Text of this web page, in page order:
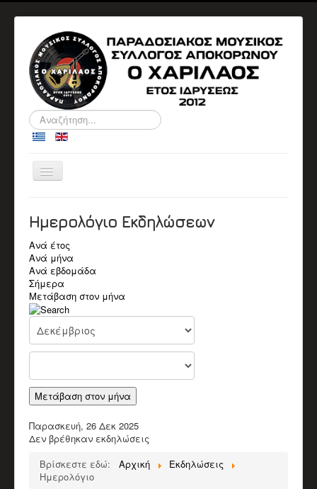
Αναζήτηση...
Εναλλαγή
πλοήγησης
Ο ΣΎΛΛΟΓΟΣ
ΠΛΗΡΟΦΟΡΙΕΣ
ΑΝΑΚΟΙΝΩΣΕΙΣ
ΕΚΔΗΛΏΣΕΙΣ
Αρχείο Εκδηλώσεων
ΒΙΟΓΡΑΦΙΚΆ
Βιογραφικά Μελών
Παλαιοί Μουσικοί
ΒΙΝΤΕΟ
Π.Μ. Σύλλογος Αποκορώνου "Ο Χαρίλαος"
Παπαδάκης Μιχάλης (Πλακιανός)
Καπόκης Δημήτρης
Καντέρης Γεώργιος (Καντερογιώργης)
Κολιακουδάκης Νικος
Κουρκουνάκης Εμμανουήλ
Διάφορα Video
ΈΡΕΥΝΑ
Ημερολόγιο Εκδηλώσεων
Ανά έτος
Ανά μήνα
Ανά εβδομάδα
Σήμερα
Μετάβαση στον μήνα
Μετάβαση στον μήνα
Παρασκευή, 26 Δεκ 2025
Δεν βρέθηκαν εκδηλώσεις
Βρίσκεστε εδώ:
Αρχική
Εκδηλώσεις
Ημερολόγιο